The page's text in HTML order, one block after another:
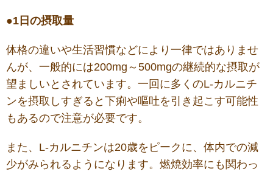
●1日の摂取量
体格の違いや生活習慣などにより一律ではありませ
んが、一般的には200mg～500mgの継続的な摂取が
望ましいとされています。一回に多くのL-カルニチ
ンを摂取しすぎると下痢や嘔吐を引き起こす可能性
もあるので注意が必要です。
また、L-カルニチンは20歳をピークに、体内での減
少がみられるようになります。燃焼効率にも関わっ